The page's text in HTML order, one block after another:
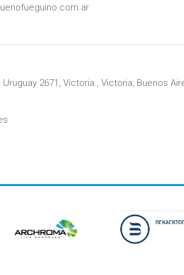
2671, Victoria., Victoria, Buenos